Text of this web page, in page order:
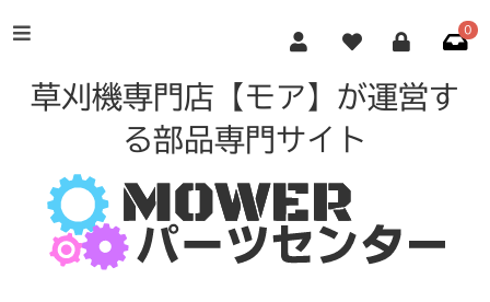
0
草刈機専門店【モア】が運営す
る部品専門サイト